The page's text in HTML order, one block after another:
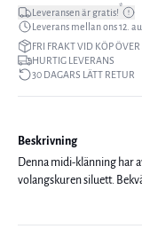
Leveransen är gratis!*
Leverans mellan ons 12.
FRI FRAKT VID KÖP ÖVER
HURTIG LEVERANS
30 DAGARS LÄTT RETUR
Beskrivning
Denna midi-klänning har
volangskuren siluett.